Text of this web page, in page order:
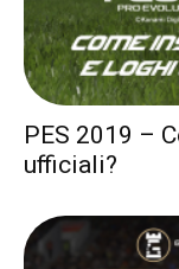
PES 2019 –
ufficiali?